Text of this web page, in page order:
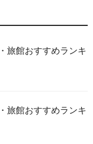
旅館おすすめランキ
旅館おすすめランキ